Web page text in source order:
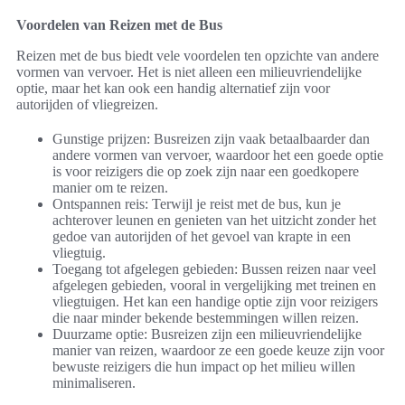
Voordelen van Reizen met de Bus
Reizen met de bus biedt vele voordelen ten opzichte van andere
vormen van vervoer. Het is niet alleen een milieuvriendelijke
optie, maar het kan ook een handig alternatief zijn voor
autorijden of vliegreizen.
Gunstige prijzen: Busreizen zijn vaak betaalbaarder dan
andere vormen van vervoer, waardoor het een goede optie
is voor reizigers die op zoek zijn naar een goedkopere
manier om te reizen.
Ontspannen reis: Terwijl je reist met de bus, kun je
achterover leunen en genieten van het uitzicht zonder het
gedoe van autorijden of het gevoel van krapte in een
vliegtuig.
Toegang tot afgelegen gebieden: Bussen reizen naar veel
afgelegen gebieden, vooral in vergelijking met treinen en
vliegtuigen. Het kan een handige optie zijn voor reizigers
die naar minder bekende bestemmingen willen reizen.
Duurzame optie: Busreizen zijn een milieuvriendelijke
manier van reizen, waardoor ze een goede keuze zijn voor
bewuste reizigers die hun impact op het milieu willen
minimaliseren.